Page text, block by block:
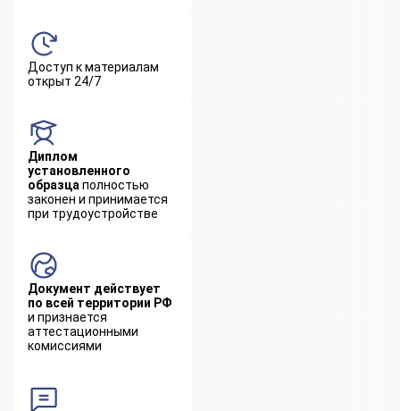
Доступ к материалам
открыт 24/7
Диплом
установленного
образца полностью
законен и принимается
при трудоустройстве
Документ действует
по всей территории РФ
и признается
аттестационными
комиссиями